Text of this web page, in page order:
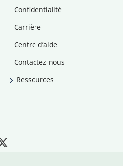
Confidentialité
Carrière
Centre d’aide
Contactez-nous
Ressources